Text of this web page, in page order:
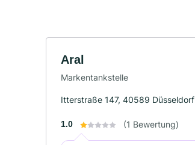
Aral
Markentankstelle
Itterstraße 147, 40589 Düsseldorf
1.0 (1 Bewertung)